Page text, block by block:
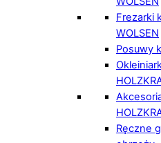
Frezarki
WOLSEN
Posuwy
Ręczne